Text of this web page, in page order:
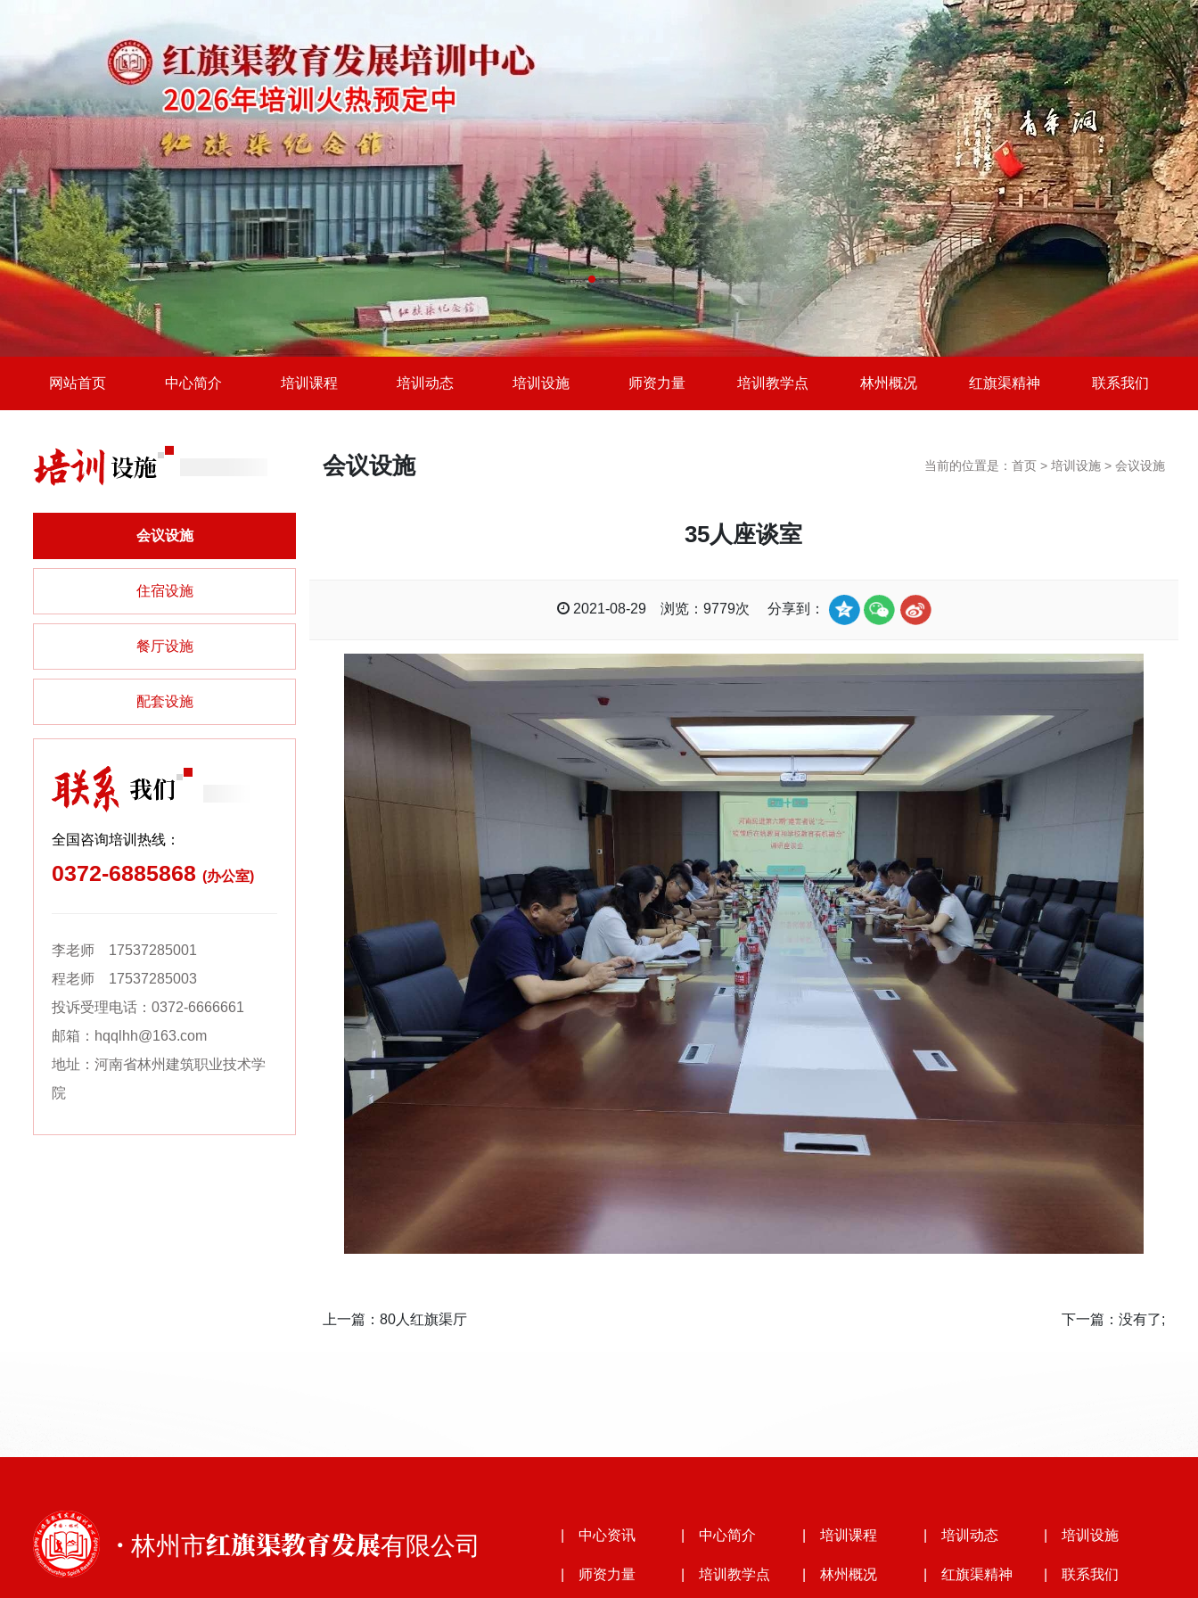
网站首页 中心简介 培训课程 培训动态 培训设施 师资力量 培训教学点 林州概况 红旗渠精神 联系我们
会议设施
住宿设施
餐厅设施
配套设施
全国咨询培训热线：
0372-6885868 (办公室)
李老师 17537285001
程老师 17537285003
投诉受理电话：0372-6666661
邮箱：hqqlhh@163.com
地址：河南省林州建筑职业技术学
院
会议设施 当前的位置是： 首页 > 培训设施 > 会议设施
35人座谈室
2021-08-29 浏览：9779次 分享到：
上一篇： 80人红旗渠厅 下一篇：没有了;
· 林州市红旗渠教育发展有限公司 | 中心资讯 | 中心简介 | 培训课程 | 培训动态 | 培训设施
| 师资力量 | 培训教学点 | 林州概况 | 红旗渠精神 | 联系我们